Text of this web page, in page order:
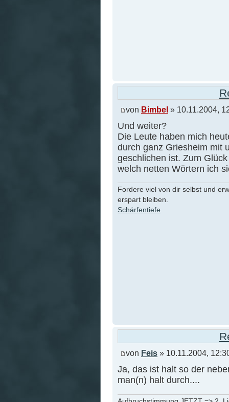
von Bimbel » 10.11.2004,
Und weiter?
Die Leute haben mich
durch ganz Griesheim mit
geschlichen ist. Zum
welch netten Wörtern ich
Fordere viel von dir selbst und
erspart bleiben.
Schärfentiefe
von Feis » 10.11.2004,
Ja, das ist halt so der
man(n) halt durch....